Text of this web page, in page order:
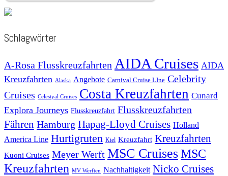
Schlagwörter
A-Rosa Flusskreuzfahrten AIDA Cruises AIDA
Kreuzfahrten
Alaska Angebote Carnival Cruise LIne Celebrity
Cruises Celestyal Cruises Costa Kreuzfahrten Cunard
Explora Journeys Flusskreuzfahrt Flusskreuzfahrten
Fähren Hamburg Hapag-Lloyd Cruises Holland
America Line Hurtigruten Kiel Kreuzfahrt Kreuzfahrten
Kuoni Cruises Meyer Werft MSC CruisesMSC
Kreuzfahrten MV Werften Nachhaltigkeit Nicko Cruises